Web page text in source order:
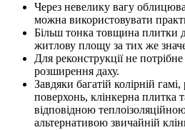
Через невелику вагу
можна використовувати
Більш тонка товщина плитки
житлову площу за тих же
Для реконструкції не
розширення даху.
Завдяки багатій колірній
поверхонь, клінкерна плитка
відповідною
альтернативою звичайній